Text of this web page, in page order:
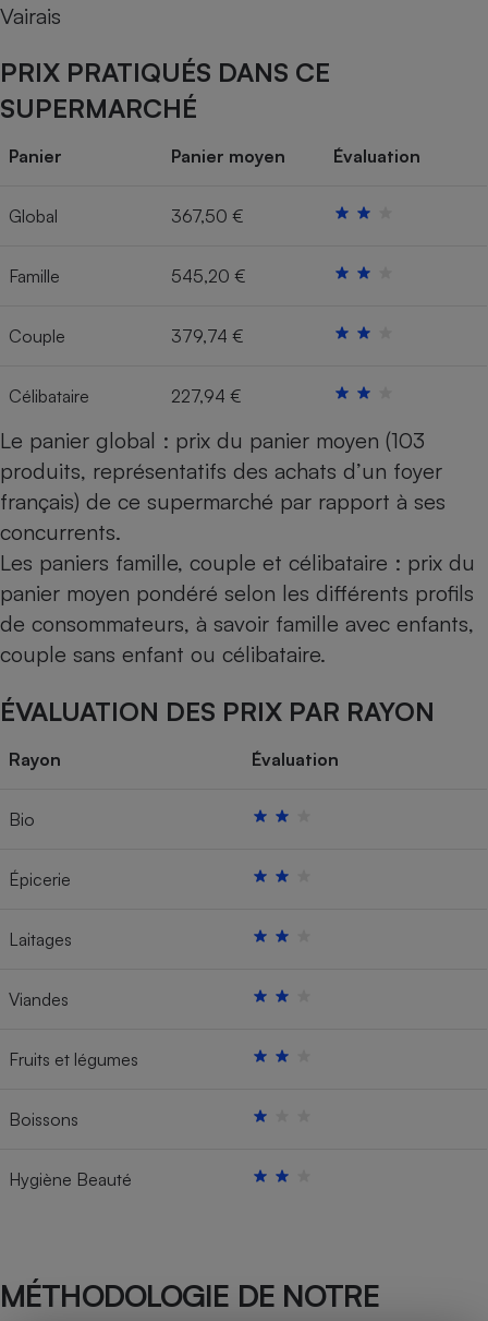
Vairais
PRIX PRATIQUÉS DANS CE
SUPERMARCHÉ
Panier Panier moyen Évaluation
Global 367,50 €
Famille 545,20 €
Couple 379,74 €
Célibataire 227,94 €
Le panier global : prix du panier moyen (103
produits, représentatifs des achats d’un foyer
français) de ce supermarché par rapport à ses
concurrents.
Les paniers famille, couple et célibataire : prix du
panier moyen pondéré selon les différents profils
de consommateurs, à savoir famille avec enfants,
couple sans enfant ou célibataire.
ÉVALUATION DES PRIX PAR RAYON
Rayon Évaluation
Bio
Épicerie
Laitages
Viandes
Fruits et légumes
Boissons
Hygiène Beauté
MÉTHODOLOGIE DE NOTRE